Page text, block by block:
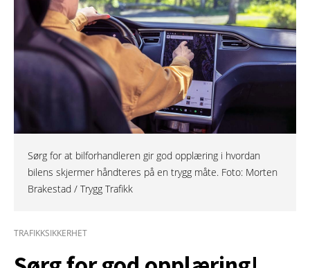
Sørg for at bilforhandleren gir god opplæring i hvordan
bilens skjermer håndteres på en trygg måte. Foto: Morten
Brakestad / Trygg Trafikk
TRAFIKKSIKKERHET